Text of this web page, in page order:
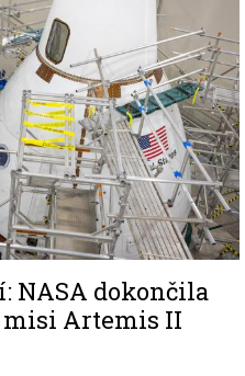
NASA dokončila
misi Artemis II